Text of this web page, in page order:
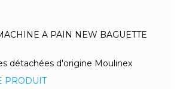
A PAIN NEW BAGUETTE
détachées d'origine Moulinex
PRODUIT